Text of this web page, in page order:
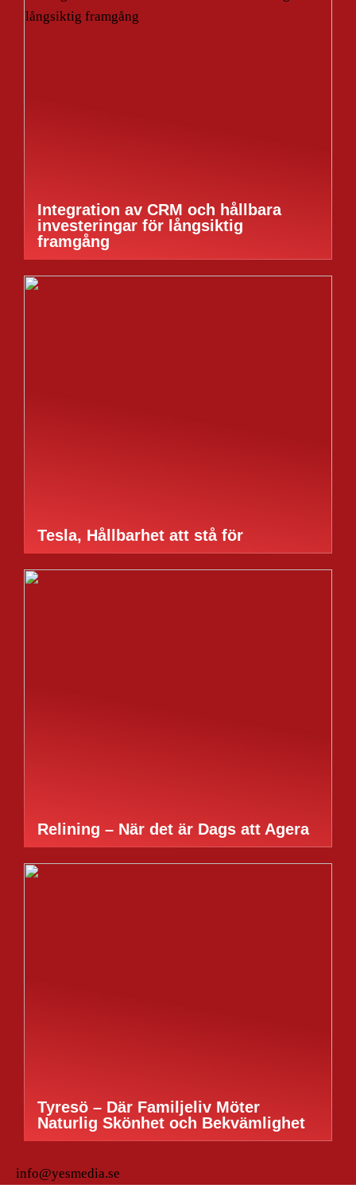
Integration av CRM och hållbara
investeringar för långsiktig
framgång
Tesla, Hållbarhet att stå för
Relining – När det är Dags att Agera
Tyresö – Där Familjeliv Möter
Naturlig Skönhet och Bekvämlighet
info@yesmedia.se